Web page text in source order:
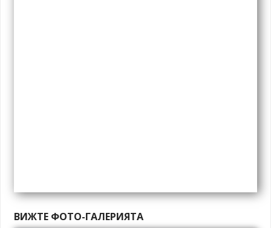
ВИЖТЕ ФОТО-ГАЛЕРИЯТА